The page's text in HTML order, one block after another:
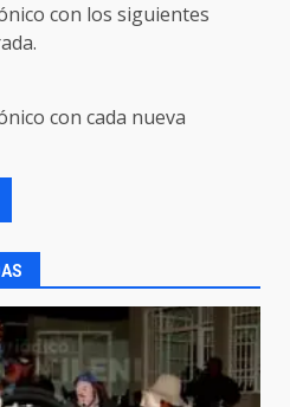
con los siguientes
con cada nueva